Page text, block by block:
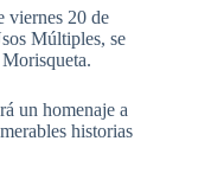
viernes 20 de
Múltiples, se
un homenaje a
historias